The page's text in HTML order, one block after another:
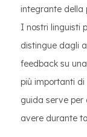
integrante della
I nostri linguisti
distingue dagli
feedback su
più importanti
guida serve per
avere durante